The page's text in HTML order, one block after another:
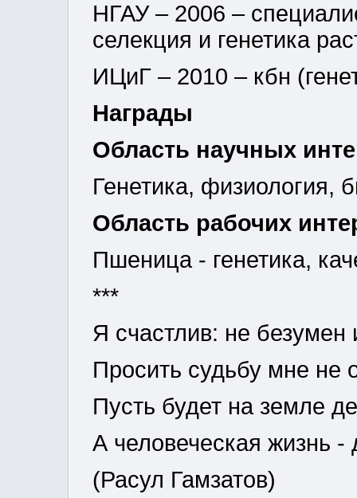
НГАУ – 2006 –
селекция и генетика
ИЦиГ – 2010 – кбн
Награды
Область научных
Генетика, физиология,
Область рабочих
Пшеница - генетика,
***
Я счастлив: не безумен
Просить судьбу мне не
Пусть будет на земле
А человеческая жизнь
(Расул Гамзатов)